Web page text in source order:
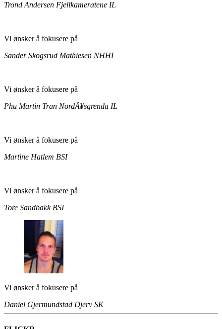
Trond Andersen Fjellkameratene IL
Vi ønsker å fokusere på
Sander Skogsrud Mathiesen NHHI
Vi ønsker å fokusere på
Phu Martin Tran NordÃ¥sgrenda IL
Vi ønsker å fokusere på
Martine Hatlem BSI
Vi ønsker å fokusere på
Tore SandbakkBSI
Vi ønsker å fokusere på
Daniel Gjermundstad Djerv SK